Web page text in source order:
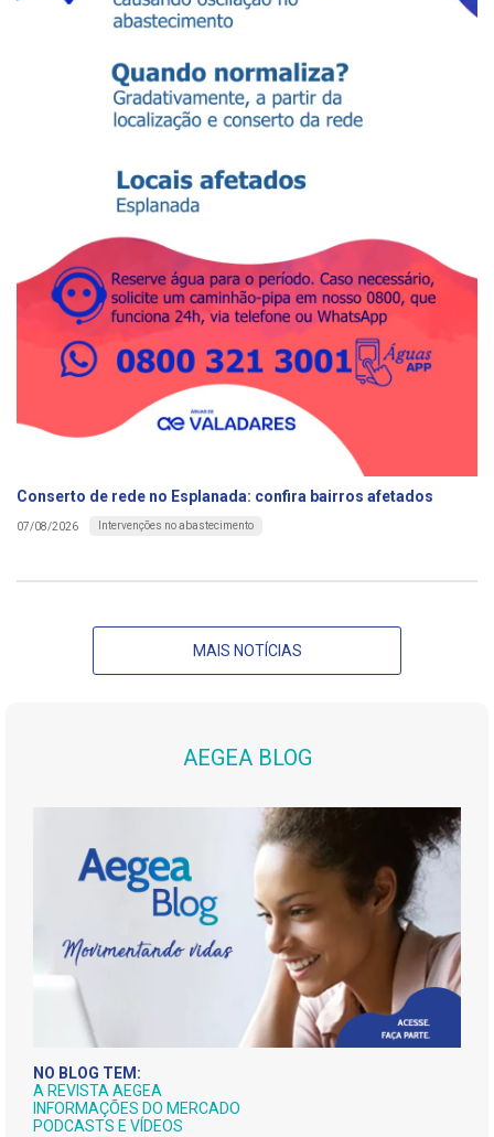
Conserto de rede no Esplanada: confira bairros afetados
07/08/2026 Intervenções no abastecimento
MAIS NOTÍCIAS
AEGEA BLOG
NO BLOG TEM:
A REVISTA AEGEA
INFORMAÇÕES DO MERCADO
PODCASTS E VÍDEOS